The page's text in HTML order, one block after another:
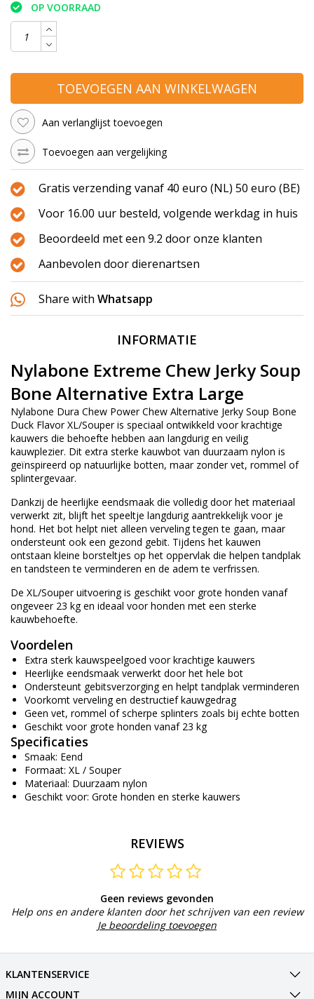
OP VOORRAAD
TOEVOEGEN AAN WINKELWAGEN
Aan verlanglijst toevoegen
Toevoegen aan vergelijking
Gratis verzending vanaf 40 euro (NL) 50 euro (BE)
Voor 16.00 uur besteld, volgende werkdag in huis
Beoordeeld met een 9.2 door onze klanten
Aanbevolen door dierenartsen
Share with Whatsapp
INFORMATIE
Nylabone Extreme Chew Jerky Soup
Bone Alternative Extra Large
Nylabone Dura Chew Power Chew Alternative Jerky Soup Bone
Duck Flavor XL/Souper is speciaal ontwikkeld voor krachtige
kauwers die behoefte hebben aan langdurig en veilig
kauwplezier. Dit extra sterke kauwbot van duurzaam nylon is
geïnspireerd op natuurlijke botten, maar zonder vet, rommel of
splintergevaar.
Dankzij de heerlijke eendsmaak die volledig door het materiaal
verwerkt zit, blijft het speeltje langdurig aantrekkelijk voor je
hond. Het bot helpt niet alleen verveling tegen te gaan, maar
ondersteunt ook een gezond gebit. Tijdens het kauwen
ontstaan kleine borsteltjes op het oppervlak die helpen tandplak
en tandsteen te verminderen en de adem te verfrissen.
De XL/Souper uitvoering is geschikt voor grote honden vanaf
ongeveer 23 kg en ideaal voor honden met een sterke
kauwbehoefte.
Voordelen
Extra sterk kauwspeelgoed voor krachtige kauwers
Heerlijke eendsmaak verwerkt door het hele bot
Ondersteunt gebitsverzorging en helpt tandplak verminderen
Voorkomt verveling en destructief kauwgedrag
Geen vet, rommel of scherpe splinters zoals bij echte botten
Geschikt voor grote honden vanaf 23 kg
Specificaties
Smaak: Eend
Formaat: XL / Souper
Materiaal: Duurzaam nylon
Geschikt voor: Grote honden en sterke kauwers
REVIEWS
Geen reviews gevonden
Help ons en andere klanten door het schrijven van een review
Je beoordeling toevoegen
KLANTENSERVICE
MIJN ACCOUNT